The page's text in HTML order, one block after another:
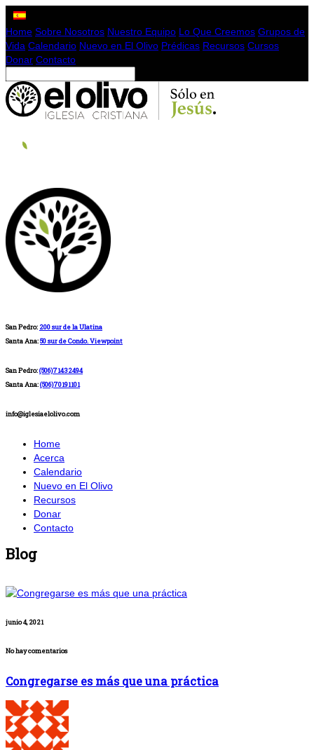
Home Sobre Nosotros Nuestro Equipo Lo Que Creemos Grupos de
Vida Calendario Nuevo en El Olivo Prédicas Recursos Cursos
Donar Contacto
San Pedro: 200 sur de la Ulatina
Santa Ana:50 sur de Condo. Viewpoint
San Pedro:(506)71432494
Santa Ana:(506)70191101
info@iglesiaelolivo.com
Home
Acerca
Calendario
Nuevo en El Olivo
Recursos
Donar
Contacto
Blog
junio 4, 2021
No hay comentarios
Congregarse es más que una práctica